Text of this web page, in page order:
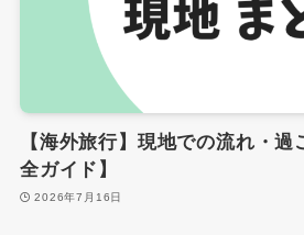
【海外旅行】現地での流れ・
全ガイド】
2026年7月16日